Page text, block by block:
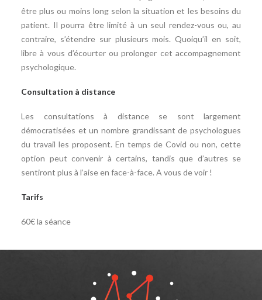
être plus ou moins long selon la situation et les besoins du
patient. Il pourra être limité à un seul rendez-vous ou, au
contraire, s’étendre sur plusieurs mois. Quoiqu’il en soit,
libre à vous d’écourter ou prolonger cet accompagnement
psychologique.
Consultation à distance
Les consultations à distance se sont largement
démocratisées et un nombre grandissant de psychologues
du travail les proposent. En temps de Covid ou non, cette
option peut convenir à certains, tandis que d’autres se
sentiront plus à l’aise en face-à-face. A vous de voir !
Tarifs
60€ la séance